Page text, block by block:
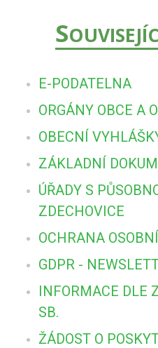
S
E-PODATELNA
ORGÁNY OBCE A
OBECNÍ
ZÁKLADNÍ
ÚŘADY S
ZDECHOVICE
OCHRANA
GDPR -
INFORMACE DLE
SB.
ŽÁDOST O